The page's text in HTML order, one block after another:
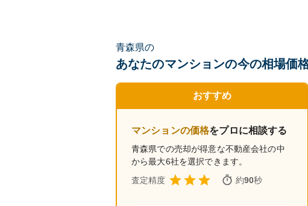
青森県の
あなたのマンションの今の相場価
おすすめ
マンションの価格をプロに相談する
青森県での売却が得意な不動産会社の中
から最大6社を選択できます。
査定精度
約90秒